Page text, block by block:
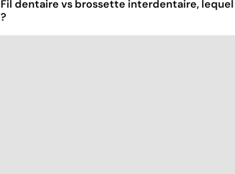
Fil dentaire vs brossette interdentaire,
?